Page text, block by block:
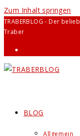
Zum Inhalt springen
TRABERBLOG - Der
Traber
BLOG
Allgemein